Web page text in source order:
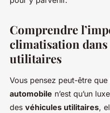
Comprendre
climatisation dans
utilitaires
Vous pensez peut-être que
automobile n’est qu’un
des véhicules utilitaires,